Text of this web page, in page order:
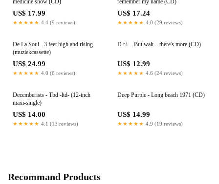
US$ 17.99
★★★★★ 4.4 (9 reviews)
US$ 17.24
★★★★★ 4.0 (29 reviews)
De La Soul - 3 feet high and rising
(muziekcassette)
US$ 24.99
★★★★★ 4.0 (6 reviews)
D.r.i. - But wait... there's more (CD)
US$ 12.99
★★★★★ 4.6 (24 reviews)
Decemberists - Tbd -ltd- (12-inch
maxi-single)
US$ 14.00
★★★★★ 4.1 (13 reviews)
Deep Purple - Long beach 1971 (CD)
US$ 14.99
★★★★★ 4.9 (19 reviews)
Recommand Products